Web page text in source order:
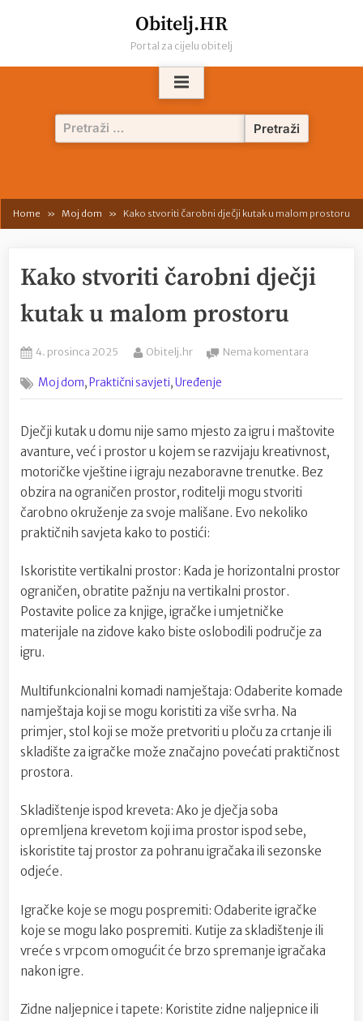
Obitelj.HR
Portal za cijelu obitelj
Pretraži:
Home Moj dom Kako stvoriti čarobni dječji kutak u malom prostoru
Kako stvoriti čarobni dječji
kutak u malom prostoru
Posted
4. prosinca 2025 By
Obitelj.hr Nema komentara
čarobni
kutak
u
malom
Moj dom,Praktični savjeti,Uređenje
Dječji kutak u domu nije samo mjesto za igru i maštovite
avanture, već i prostor u kojem se razvijaju kreativnost,
motoričke vještine i igraju nezaboravne trenutke. Bez
obzira na ograničen prostor, roditelji mogu stvoriti
čarobno okruženje za svoje mališane. Evo nekoliko
praktičnih savjeta kako to postići:
Iskoristite vertikalni prostor: Kada je horizontalni prostor
ograničen, obratite pažnju na vertikalni prostor.
Postavite police za knjige, igračke i umjetničke
materijale na zidove kako biste oslobodili područje za
igru.
Multifunkcionalni komadi namještaja: Odaberite komade
namještaja koji se mogu koristiti za više svrha. Na
primjer, stol koji se može pretvoriti u ploču za crtanje ili
skladište za igračke može značajno povećati praktičnost
prostora.
Skladištenje ispod kreveta: Ako je dječja soba
opremljena krevetom koji ima prostor ispod sebe,
iskoristite taj prostor za pohranu igračaka ili sezonske
odjeće.
Igračke koje se mogu pospremiti: Odaberite igračke
koje se mogu lako pospremiti. Kutije za skladištenje ili
vreće s vrpcom omogućit će brzo spremanje igračaka
nakon igre.
Zidne naljepnice i tapete: Koristite zidne naljepnice ili